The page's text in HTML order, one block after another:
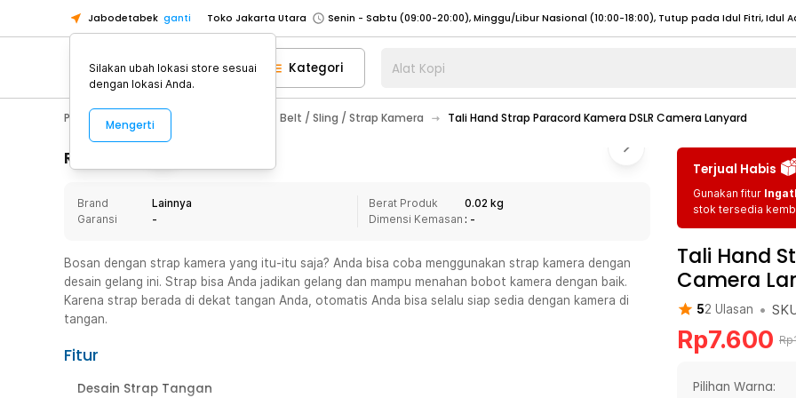
Jabodetabek ganti Toko Jakarta Utara
Toko Tangerang
Toko Cikupa
Pick n Go Jakarta Barat
Senin - Jumat (07:00 - 20:00), Sabtu - Minggu (08:00 - 20:00), Tutup pada Idul Fitri
Pick n Go Bekasi
Senin - Jumat (08:00 - 20:00), Sabtu - Minggu/ Libur Nasional (08:00 - 17:00) Selengkapnya
Senin - Jumat (08:00 - 20:00), Sabtu - Minggu/ Libur Nasional (08:00 - 17:00) Selengkapnya
Senin - Sabtu (09:00-20:00), Minggu/Libur Nasional (12:00-20:00), Tutup pada Idul Fitri
Senin - Sabtu (09:00-20:00), Minggu/Libur Nasional (12:00-20:00), Tutup pada Idul Fitri
Toko Tangerang
Toko Cikupa
Pick n Go Jakarta Barat
Senin - Jumat (07:00 - 20:00), Sabtu - Minggu (08:00 - 20:00), Tutup pada Idul Fitri
Senin - Jumat (08:00 - 20:00), Sabtu - Minggu/ Libur Nasional (08:00 - 17:00) Selengkapnya
Kategori Alat Kopi
Photography Aksesoris Kamera Belt / Sling / Strap Kamera Tali Hand Strap Paracord Kamera DSLR Camera Lanyard
Rincian Produk
Brand
Lainnya
Garansi
-
Berat Produk
0.02 kg
Dimensi Kemasan : -
Bosan dengan strap kamera yang itu-itu saja? Anda bisa coba menggunakan strap kamera dengan
desain gelang ini. Strap bisa Anda jadikan gelang dan mampu menahan bobot kamera dengan baik.
Karena strap berada di dekat tangan Anda, otomatis Anda bisa selalu siap sedia dengan kamera di
tangan.
Fitur
Desain Strap Tangan
Terjual Habis
Gunakan fitur
stok tersedia
Tali Hand
Camera
52 Ulasan •
Rp7.600 Rp
Pilihan Warna:
Silakan ubah lokasi store sesuai
dengan lokasi Anda.
Mengerti